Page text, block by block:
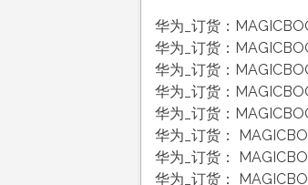
华为_订货：
华为_订货：
华为_订货：
华为_订货：
华为_订货：
华为_订货：
华为_订货：
华为_订货：